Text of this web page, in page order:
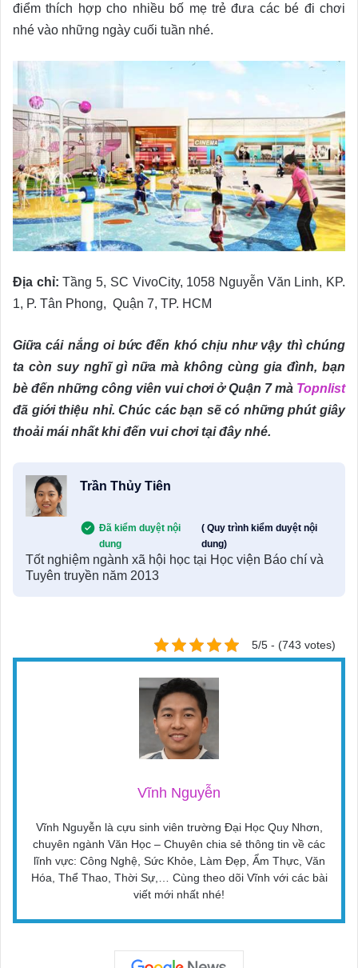
điểm thích hợp cho nhiều bố mẹ trẻ đưa các bé đi chơi
nhé vào những ngày cuối tuần nhé.
Địa chỉ: Tầng 5, SC VivoCity, 1058 Nguyễn Văn Linh, KP.
1, P. Tân Phong, Quận 7, TP. HCM
Giữa cái nắng oi bức đến khó chịu như vậy thì chúng
ta còn suy nghĩ gì nữa mà không cùng gia đình, bạn
bè đến những công viên vui chơi ở Quận 7 mà Topnlist
đã giới thiệu nhỉ. Chúc các bạn sẽ có những phút giây
thoải mái nhất khi đến vui chơi tại đây nhé.
Trần Thủy Tiên
Đã kiểm duyệt nội
dung
( Quy trình kiểm duyệt nội
dung)
Tốt nghiệm ngành xã hội học tại Học viện Báo chí và
Tuyên truyền năm 2013
5/5 - (743 votes)
Vĩnh Nguyễn
Vĩnh Nguyễn là cựu sinh viên trường Đại Học Quy Nhơn,
chuyên ngành Văn Học – Chuyên chia sẻ thông tin về các
lĩnh vực: Công Nghệ, Sức Khỏe, Làm Đẹp, Ẩm Thực, Văn
Hóa, Thể Thao, Thời Sự,… Cùng theo dõi Vĩnh với các bài
viết mới nhất nhé!